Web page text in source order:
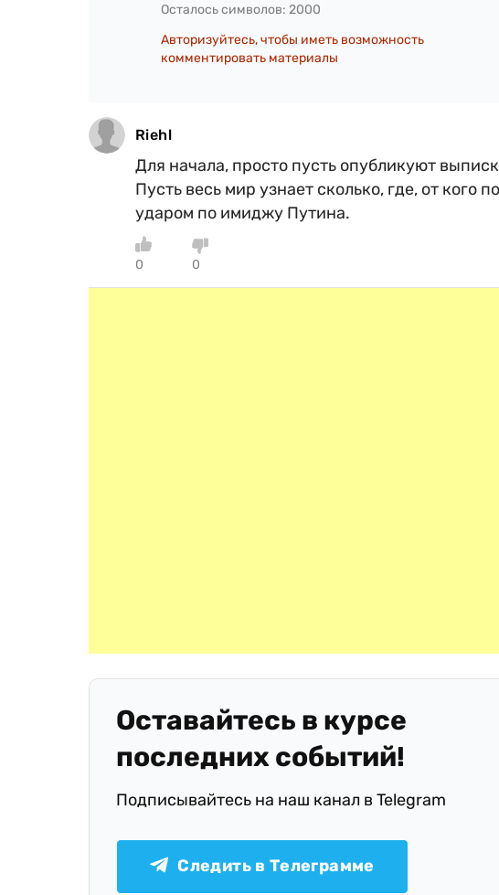
Осталось символов: 2000
Авторизуйтесь, чтобы иметь возможность
комментировать материалы
Riehl
Для начала, просто пусть опубликуют
Пусть весь мир узнает сколько, где, от
ударом по имиджу Путина.
0 0
Оставайтесь в курсе
последних событий!
Подписывайтесь на наш канал в Telegram
Следить в Телеграмме